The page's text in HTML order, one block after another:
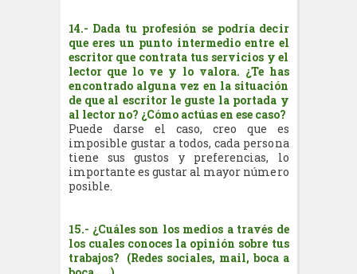
14.- Dada tu profesión se podría decir
que eres un punto intermedio entre el
escritor que contrata tus servicios y el
lector que lo ve y lo valora. ¿Te has
encontrado alguna vez en la situación
de que al escritor le guste la portada y
al lector no? ¿Cómo actúas en ese caso?
Puede darse el caso, creo que es
imposible gustar a todos, cada persona
tiene sus gustos y preferencias, lo
importante es gustar al mayor número
posible.
15.- ¿Cuáles son los medios a través de
los cuales conoces la opinión sobre tus
trabajos? (Redes sociales, mail, boca a